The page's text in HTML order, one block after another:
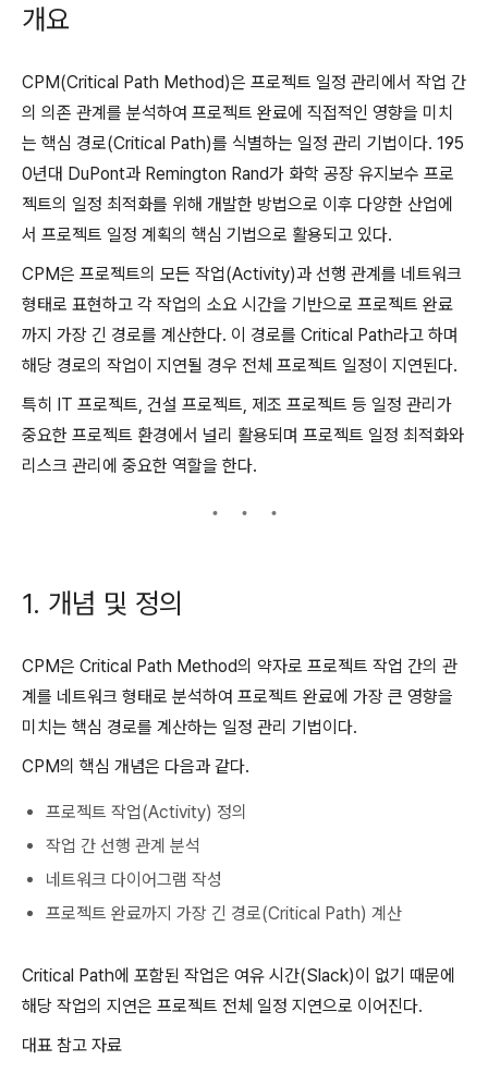
개요
CPM(Critical Path Method)은 프로젝트 일정 관리에서 작업 간
의 의존 관계를 분석하여 프로젝트 완료에 직접적인 영향을 미치
는 핵심 경로(Critical Path)를 식별하는 일정 관리 기법이다. 195
0년대 DuPont과 Remington Rand가 화학 공장 유지보수 프로
젝트의 일정 최적화를 위해 개발한 방법으로 이후 다양한 산업에
서 프로젝트 일정 계획의 핵심 기법으로 활용되고 있다.
CPM은 프로젝트의 모든 작업(Activity)과 선행 관계를 네트워크
형태로 표현하고 각 작업의 소요 시간을 기반으로 프로젝트 완료
까지 가장 긴 경로를 계산한다. 이 경로를 Critical Path라고 하며
해당 경로의 작업이 지연될 경우 전체 프로젝트 일정이 지연된다.
특히 IT 프로젝트, 건설 프로젝트, 제조 프로젝트 등 일정 관리가
중요한 프로젝트 환경에서 널리 활용되며 프로젝트 일정 최적화와
리스크 관리에 중요한 역할을 한다.
1. 개념 및 정의
CPM은 Critical Path Method의 약자로 프로젝트 작업 간의 관
계를 네트워크 형태로 분석하여 프로젝트 완료에 가장 큰 영향을
미치는 핵심 경로를 계산하는 일정 관리 기법이다.
CPM의 핵심 개념은 다음과 같다.
프로젝트 작업(Activity) 정의
작업 간 선행 관계 분석
네트워크 다이어그램 작성
프로젝트 완료까지 가장 긴 경로(Critical Path) 계산
Critical Path에 포함된 작업은 여유 시간(Slack)이 없기 때문에
해당 작업의 지연은 프로젝트 전체 일정 지연으로 이어진다.
대표 참고 자료